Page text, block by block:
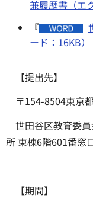
兼履歴書（エ
『
ード：16KB）
【提出先】
〒154-8504東京
世田谷区教育委
所 東棟6階601番窓口
【期間】